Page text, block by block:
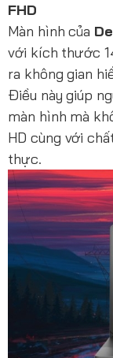
FHD
Màn hình của
với kích thước
ra không gian
Điều này giúp
màn hình mà
HD cùng với
thực.